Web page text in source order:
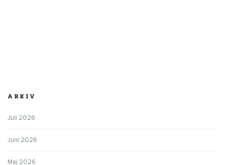
ARKIV
Juli 2026
Juni 2026
Maj 2026